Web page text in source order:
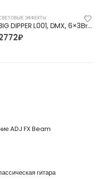
ЭФФЕКТЫ
BIG DIPPER L001, DMX, 6×3Вт, светодиодные эффекты
₽
ADJ FX Beam
гитара